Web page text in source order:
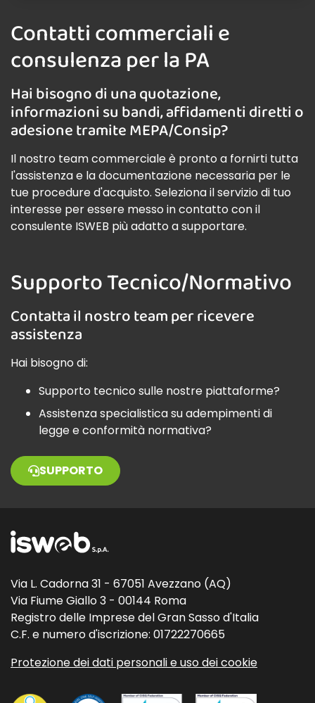
Contatti commerciali e
consulenza per la PA
Hai bisogno di una quotazione,
informazioni su bandi, affidamenti diretti o
adesione tramite MEPA/Consip?
Il nostro team commerciale è pronto a fornirti tutta
l'assistenza e la documentazione necessaria per le
tue procedure d'acquisto. Seleziona il servizio di tuo
interesse per essere messo in contatto con il
consulente ISWEB più adatto a supportare.
Supporto Tecnico/Normativo
Contatta il nostro team per ricevere
assistenza
Hai bisogno di:
Supporto tecnico sulle nostre piattaforme?
Assistenza specialistica su adempimenti di
legge e conformità normativa?
SUPPORTO
Via L. Cadorna 31 - 67051 Avezzano (AQ)
Via Fiume Giallo 3 - 00144 Roma
Registro delle Imprese del Gran Sasso d'Italia
C.F. e numero d'iscrizione: 01722270665
Protezione dei dati personali e uso dei cookie